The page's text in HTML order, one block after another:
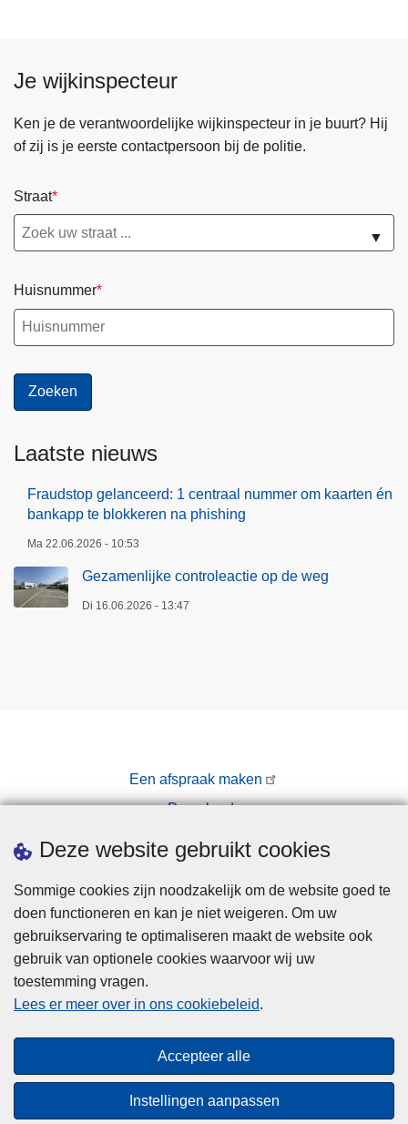
Deze website gebruikt cookies
Sommige cookies zijn noodzakelijk om de website goed te
doen functioneren en kan je niet weigeren. Om uw
gebruikservaring te optimaliseren maakt de website ook
gebruik van optionele cookies waarvoor wij uw
toestemming vragen.
Lees er meer over in ons cookiebeleid.
Accepteer alle
Instellingen aanpassen
Je wijkinspecteur
Ken je de verantwoordelijke wijkinspecteur in je buurt? Hij
of zij is je eerste contactpersoon bij de politie.
Straat
▼
Huisnummer
Laatste nieuws
Fraudstop gelanceerd: 1 centraal nummer om kaarten én
bankapp te blokkeren na phishing
Ma 22.06.2026 - 10:53
Gezamenlijke controleactie op de weg
Di 16.06.2026 - 13:47
Een afspraak maken
Downloads
Privacy
Cookies
Toegankelijkheid